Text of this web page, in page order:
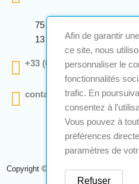
75 Avenue Marcellin
13 290 Aix En Provence
+33 (0)4 12 28 00 69
contact@a2s-atex.com
Copyright © 2026 A2S Atex. Tous
Afin de garantir
ce site, nous
personnaliser le
fonctionnalités
trafic. En
consentez à
Vous pouvez à
préférences
paramètres de
Refuser